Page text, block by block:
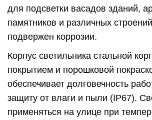
для подсветки васадов зданий,
памятников и различных
подвержен коррозии.
Корпус светильника стальной
покрытием и порошковой
обеспечивает долговечность
защиту от влаги и пыли (IP67).
применяться на улице при